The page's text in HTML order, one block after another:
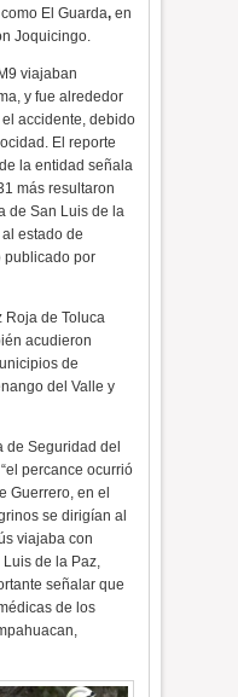
El Guarda,en
Joquicingo.
viajaban
y fue alrededor
accidente, debido
El reporte
la entidad señala
más resultaron
de San Luis de la
estado de
publicado por
Roja de Toluca
acudieron
de
del Valle y
de Seguridad del
percance ocurrió
Guerrero, en el
se dirigían al
viajaba con
de la Paz,
señalar que
de los